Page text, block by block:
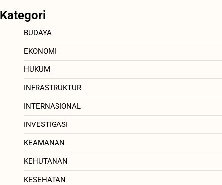
Kategori
BUDAYA
EKONOMI
HUKUM
INFRASTRUKTUR
INTERNASIONAL
INVESTIGASI
KEAMANAN
KEHUTANAN
KESEHATAN